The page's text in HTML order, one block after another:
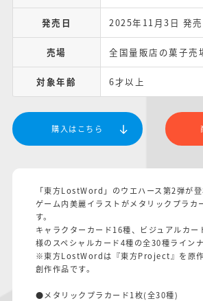
発売日 2025年11月3日 発売
売場 全国量販店の菓子売
対象年齢 6才以上
購入はこちら
「東方LostWord」のウエハース第2弾が登
ゲーム内美麗イラストがメタリックプラカ
す。
キャラクターカード16種、ビジュアルカー
様のスペシャルカード4種の全30種ライン
※東方LostWordは『東方Project』を原
創作作品です。
●メタリックプラカード1枚(全30種)